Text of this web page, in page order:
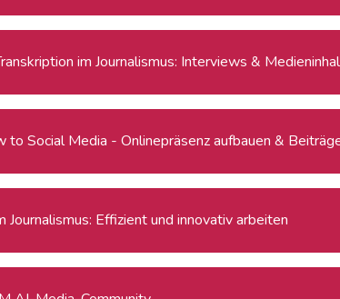
im Journalismus: Interviews &
to Social Media - Onlinepräsenz aufbauen &
Journalismus: Effizient und innovativ arbeiten